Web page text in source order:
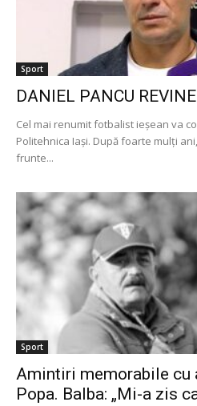
Sport
DANIEL PANCU
Cel mai renumit fotbalist ieșean va
Politehnica Iași. După foarte mulți
frunte...
Sport
Amintiri memorabile cu
Popa. Balba: „Mi-a zis